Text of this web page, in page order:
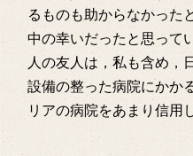
るものも助からなかった
中の幸いだったと思って
人の友人は，私も含め，
設備の整った病院にかか
リアの病院をあまり信用